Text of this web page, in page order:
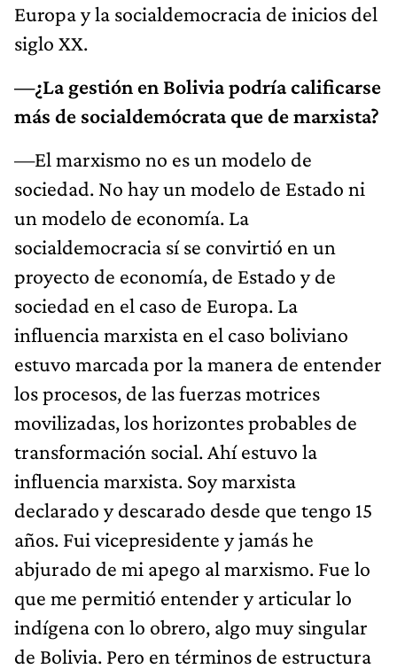
Europa y la socialdemocracia de inicios del
siglo XX.
—¿La gestión en Bolivia podría calificarse
más de socialdemócrata que de marxista?
—El marxismo no es un modelo de
sociedad. No hay un modelo de Estado ni
un modelo de economía. La
socialdemocracia sí se convirtió en un
proyecto de economía, de Estado y de
sociedad en el caso de Europa. La
influencia marxista en el caso boliviano
estuvo marcada por la manera de entender
los procesos, de las fuerzas motrices
movilizadas, los horizontes probables de
transformación social. Ahí estuvo la
influencia marxista. Soy marxista
declarado y descarado desde que tengo 15
años. Fui vicepresidente y jamás he
abjurado de mi apego al marxismo. Fue lo
que me permitió entender y articular lo
indígena con lo obrero, algo muy singular
de Bolivia. Pero en términos de estructura